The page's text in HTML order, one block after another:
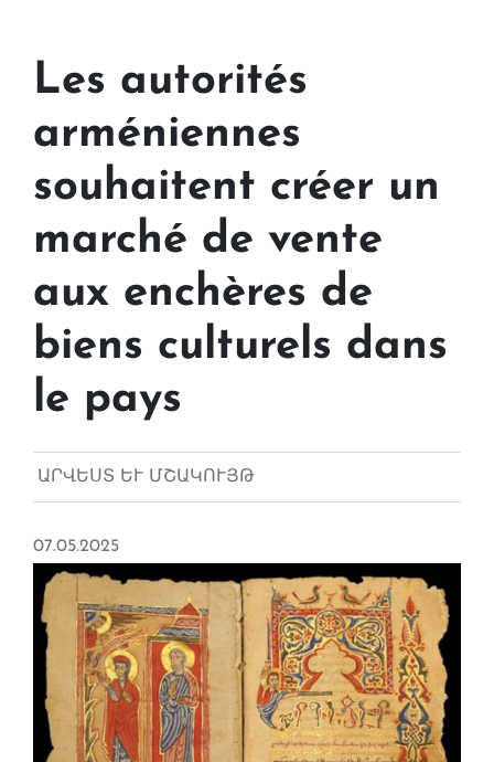
Les autorités
arméniennes
souhaitent créer un
marché de vente
aux enchères de
biens culturels dans
le pays
ԱՐՎԵՍՏ ԵՒ ՄՇԱԿՈՒՅԹ
07.05.2025